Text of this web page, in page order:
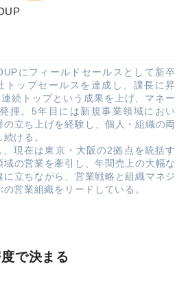
にフィールドセールスとして新卒
トップセールスを達成し、課長に昇
続トップという成果を上げ、マネー
揮。5年目には新規事業領域におい
立ち上げを経験し、個人・組織の両
ける。
現在は東京・大阪の2拠点を統括す
域の営業を牽引し、年間売上の大幅な
立ちながら、営業戦略と組織マネジ
営業組織をリードしている。
で決まる